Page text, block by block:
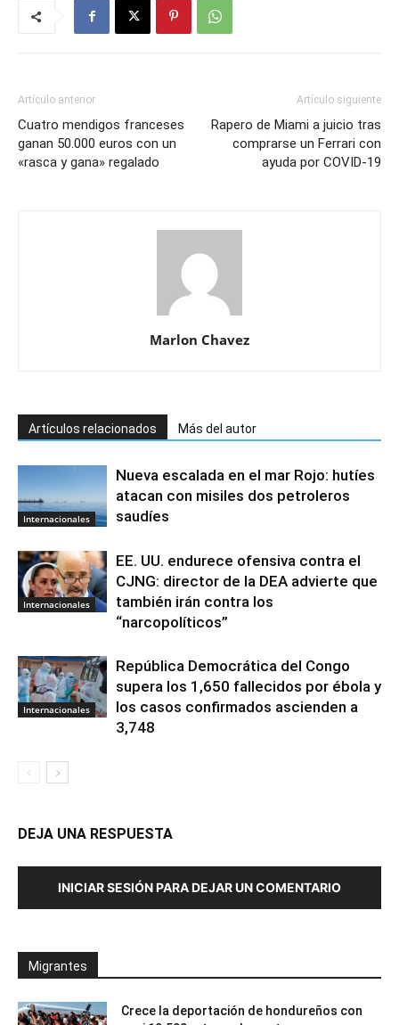
Artículo anterior
Cuatro mendigos franceses
ganan 50.000 euros con un
«rasca y gana» regalado
Artículo siguiente
Rapero de Miami a juicio tras
comprarse un Ferrari con
ayuda por COVID-19
Marlon Chavez
Artículos relacionados Más del autor
Internacionales
Nueva escalada en el mar Rojo: hutíes
atacan con misiles dos petroleros
saudíes
Internacionales
EE. UU. endurece ofensiva contra el
CJNG: director de la DEA advierte que
también irán contra los
“narcopolíticos”
Internacionales
República Democrática del Congo
supera los 1,650 fallecidos por ébola y
los casos confirmados ascienden a
3,748
DEJA UNA RESPUESTA
INICIAR SESIÓN PARA DEJAR UN COMENTARIO
Migrantes
Crece la deportación de hondureños con